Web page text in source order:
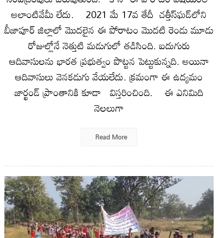
అలాంటివేమీ లేదు. 2021 మే 17వ తేదీ చత్తీస్‌ఘడ్‌లోని
బీజాపూర్‌ జిల్లాలో మొదలైన ఈ పోరాటం మొదటి రెండు మూడు
రోజుల్లోనే నెత్తుటి మడుగులో తడిసింది. ఐదుగురు
ఆదివాసులను భారత ప్రభుత్వం పొట్టన పెట్టుకున్నది. అయినా
ఆదివాసులు వెనకడుగు వేయలేదు. క్రమంగా ఈ ఉద్యమం
జార్ఖండ్‌ ప్రాంతానికి కూడా విస్తరించింది. ఈ ఎనిమిది
నెలలుగా
Read More